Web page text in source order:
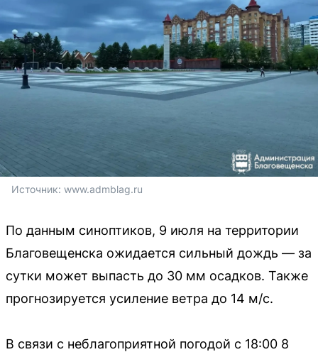
Источник: www.admblag.ru
По данным синоптиков, 9 июля на территории
Благовещенска ожидается сильный дождь — за
сутки может выпасть до 30 мм осадков. Также
прогнозируется усиление ветра до 14 м/с.
В связи с неблагоприятной погодой с 18:00 8